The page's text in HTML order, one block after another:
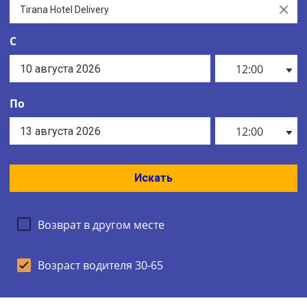
Clear
С
12:00
По
12:00
Искать
Возврат в другом месте
Возраст водителя 30-65